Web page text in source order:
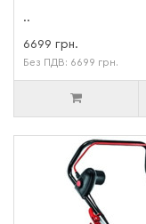
..
6699 грн.
Без ПДВ: 6699 грн.